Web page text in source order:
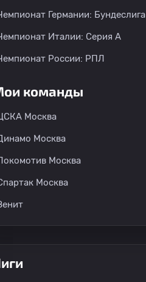
Германии: Бундеслига
Италии: Серия А
России: РПЛ
команды
Москва
Москва
Москва
Москва